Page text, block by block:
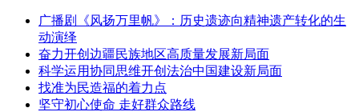
广播剧《风扬万里帆》：历史遗迹向精神遗产转化的生
动演绎
奋力开创边疆民族地区高质量发展新局面
科学运用协同思维开创法治中国建设新局面
找准为民造福的着力点
坚守初心使命 走好群众路线